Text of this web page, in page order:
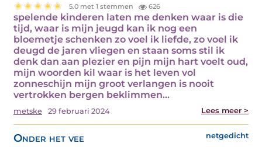
5.0 met 1 stemmen 626
spelende kinderen laten me denken waar is die
tijd, waar is mijn jeugd kan ik nog een
bloemetje schenken zo voel ik liefde, zo voel ik
deugd de jaren vliegen en staan soms stil ik
denk dan aan plezier en pijn mijn hart voelt oud,
mijn woorden kil waar is het leven vol
zonneschijn mijn groot verlangen is nooit
vertrokken bergen beklimmen…
metske 29 februari 2024 Lees meer >
Onder het vee netgedicht